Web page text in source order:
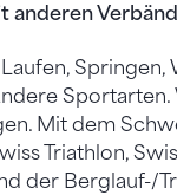
anderen
Springen,
Mit dem
Triathlon,
der Berglauf-/